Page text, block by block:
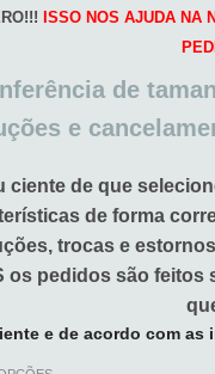
ISSO NOS AJUDA NA
de
e
ciente de que
de forma
trocas e
os pedidos são feitos
e de acordo com as